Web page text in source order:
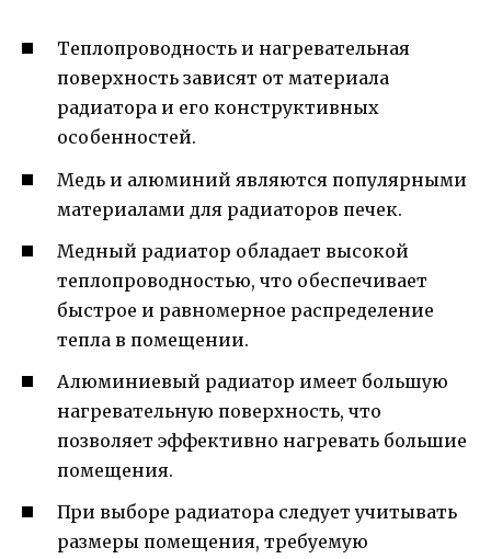
Теплопроводность и нагревательная
поверхность зависят от материала
радиатора и его конструктивных
особенностей.
Медь и алюминий являются популярными
материалами для радиаторов печек.
Медный радиатор обладает высокой
теплопроводностью, что обеспечивает
быстрое и равномерное распределение
тепла в помещении.
Алюминиевый радиатор имеет большую
нагревательную поверхность, что
позволяет эффективно нагревать большие
помещения.
При выборе радиатора следует учитывать
размеры помещения, требуемую